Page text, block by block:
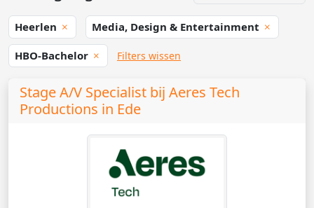
Heerlen Media, Design & Entertainment
HBO-Bachelor Filters wissen
Stage A/V Specialist bij Aeres Tech
Productions in Ede